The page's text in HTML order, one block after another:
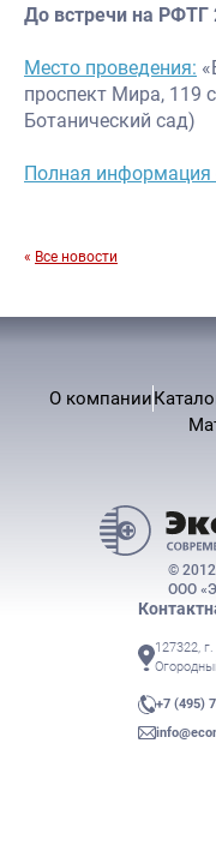
До встречи на РФТГ
Место проведения:
проспект Мира, 119
Ботанический сад)
Полная информация
« Все новости
О компании
©
ООО
127322,
+7 (495)